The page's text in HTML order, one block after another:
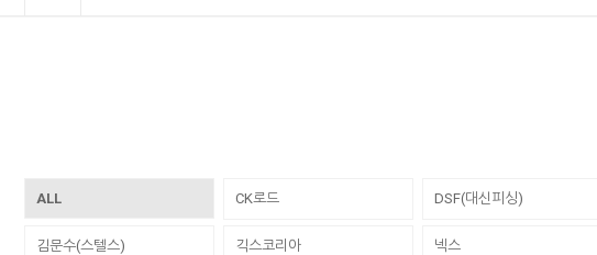
ALL CK로드 DSF(대신피싱)
김문수(스텔스) 긱스코리아 넥스